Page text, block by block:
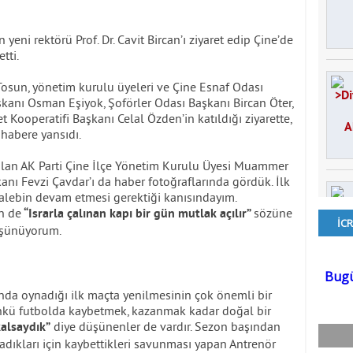
yeni rektörü Prof. Dr. Cavit Bircan’ı ziyaret edip Çine’de
yönetim kurulu üyeleri ve Çine Esnaf Odası
Osman Eşiyok, Şoförler Odası Başkanı Bircan Öter,
Başkanı Celal Özden’in katıldığı ziyarette,
yansıdı.
AK Parti Çine İlçe Yönetim Kurulu Üyesi Muammer
Fevzi Çavdar’ı da haber fotoğraflarında gördük. İlk
devam etmesi gerektiği kanısındayım.
de“Israrla çalınan kapı bir gün mutlak açılır”sözüne
oynadığı ilk maçta yenilmesinin çok önemli bir
futbolda kaybetmek, kazanmak kadar doğal bir
diye düşünenler de vardır. Sezon başından
için kaybettikleri savunması yapan Antrenör